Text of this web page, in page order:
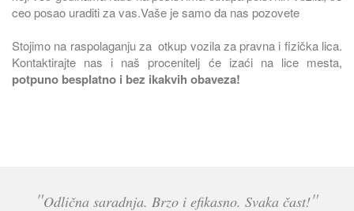
ceo posao uraditi za vas.Vaše je samo da nas pozovete
Stojimo na raspolaganju za otkup vozila za pravna i fizička lica.
Kontaktirajte nas i naš procenitelj će izaći na lice mesta,
potpuno besplatno i bez ikakvih obaveza!
"Odlična saradnja. Brzo i efikasno. Svaka čast!"